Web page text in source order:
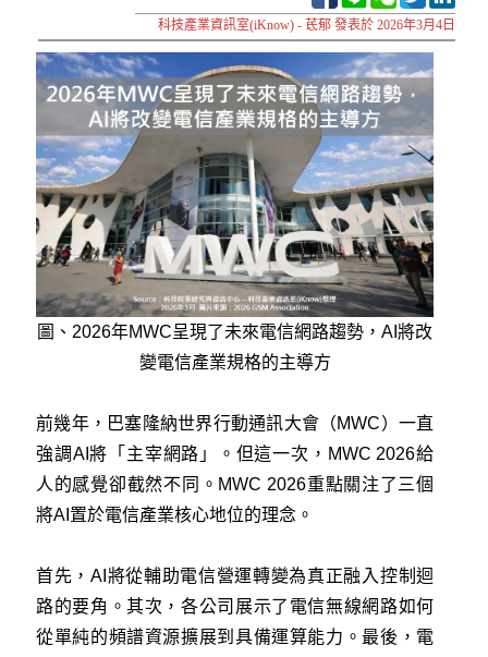
科技產業資訊室(iKnow) - 茋郁 發表於 2026年3月4日
圖、2026年MWC呈現了未來電信網路趨勢，AI將改
變電信產業規格的主導方
前幾年，巴塞隆納世界行動通訊大會（MWC）一直
強調AI將「主宰網路」。但這一次，MWC 2026給
人的感覺卻截然不同。MWC 2026重點關注了三個
將AI置於電信產業核心地位的理念。
首先，AI將從輔助電信營運轉變為真正融入控制迴
路的要角。其次，各公司展示了電信無線網路如何
從單純的頻譜資源擴展到具備運算能力。最後，電